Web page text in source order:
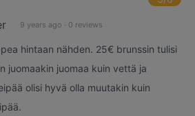
9 years ago · 0 reviews
hintaan nähden. 25€ brunssin tulisi
juomaakin juomaa kuin vettä ja
olisi hyvä olla muutakin kuin